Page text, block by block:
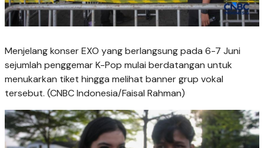
Menjelang konser EXO yang berlangsung pada 6-7 Juni
sejumlah penggemar K-Pop mulai berdatangan untuk
menukarkan tiket hingga melihat banner grup vokal
tersebut. (CNBC Indonesia/Faisal Rahman)